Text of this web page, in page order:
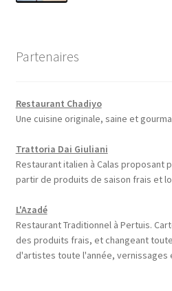
Partenaires
Restaurant Chadiyo
Une cuisine originale, saine et
Trattoria Dai Giuliani
Restaurant italien à Calas proposant
partir de produits de saison frais et
L'Azadé
Restaurant Traditionnel à Pertuis.
des produits frais, et changeant
d'artistes toute l'année, vernissages